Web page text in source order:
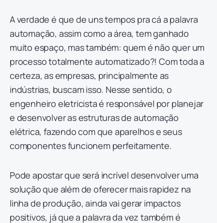
A verdade é que de uns tempos pra cá a palavra
automação, assim como a área, tem ganhado
muito espaço, mas também: quem é não quer um
processo totalmente automatizado?! Com toda a
certeza, as empresas, principalmente as
indústrias, buscam isso. Nesse sentido, o
engenheiro eletricista é responsável por planejar
e desenvolver as estruturas de automação
elétrica, fazendo com que aparelhos e seus
componentes funcionem perfeitamente.
Pode apostar que será incrível desenvolver uma
solução que além de oferecer mais rapidez na
linha de produção, ainda vai gerar impactos
positivos, já que a palavra da vez também é